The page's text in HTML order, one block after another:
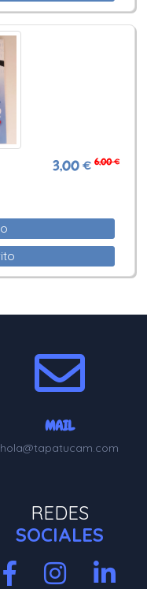
3,00 € 6,00 €
MAIL
hola@tapatucam.com
REDES
SOCIALES